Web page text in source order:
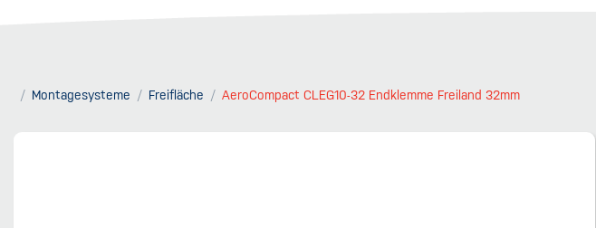
Montagesysteme Freifläche AeroCompact CLEG10-32 Endklemme Freiland 32mm